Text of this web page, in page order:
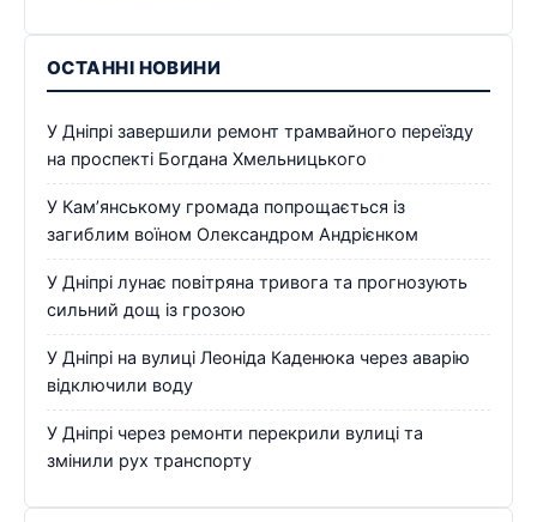
ОСТАННІ НОВИНИ
У Дніпрі завершили ремонт трамвайного переїзду
на проспекті Богдана Хмельницького
У Кам’янському громада попрощається із
загиблим воїном Олександром Андрієнком
У Дніпрі лунає повітряна тривога та прогнозують
сильний дощ із грозою
У Дніпрі на вулиці Леоніда Каденюка через аварію
відключили воду
У Дніпрі через ремонти перекрили вулиці та
змінили рух транспорту